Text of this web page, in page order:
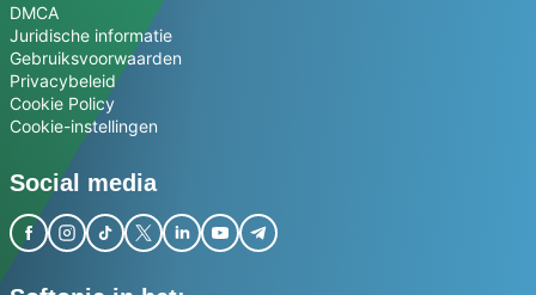
DMCA
Juridische informatie
Gebruiksvoorwaarden
Privacybeleid
Cookie Policy
Cookie-instellingen
Social media